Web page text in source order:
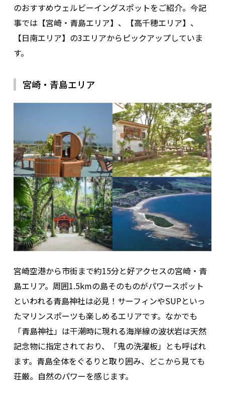
のおすすめウェルビーイングスポットをご紹介。今記
事では【宮崎・青島エリア】、【高千穂エリア】、
【日南エリア】の3エリアからピックアップしていま
す。
宮崎・青島エリア
宮崎空港から市街まで約15分と好アクセスの宮崎・青
島エリア。周囲1.5kmの島そのものがパワースポット
といわれる青島神社は必見！サーフィンやSUPといっ
たマリンスポーツも楽しめるエリアです。なかでも
「青島神社」は干潮時に現れる海岸線の波状岩は天然
記念物に指定されており、「鬼の洗濯板」とも呼ばれ
ます。青島全体をぐるりと取り囲み、どこから見ても
荘厳。自然のパワーを感じます。